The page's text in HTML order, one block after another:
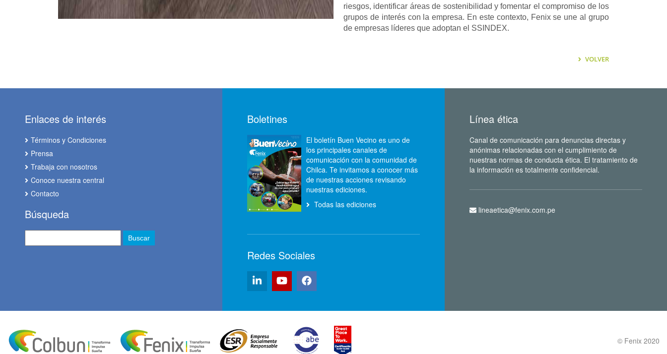
riesgos, identificar áreas de sostenibilidad y fomentar el compromiso de los
grupos de interés con la empresa. En este contexto, Fenix se une al grupo
de empresas líderes que adoptan el SSINDEX.
VOLVER
Enlaces de interés
Términos y Condiciones
Prensa
Trabaja con nosotros
Conoce nuestra central
Contacto
Búsqueda
Boletines
El boletín Buen Vecino es uno de
los principales canales de
comunicación con la comunidad de
Chilca. Te invitamos a conocer más
de nuestras acciones revisando
nuestras ediciones.
Todas las ediciones
Redes Sociales
Línea ética
Canal de comunicación para denuncias directas y
anónimas relacionadas con el cumplimiento de
nuestras normas de conducta ética. El tratamiento de
la información es totalmente confidencial.
lineaetica@fenix.com.pe
© Fenix 2020